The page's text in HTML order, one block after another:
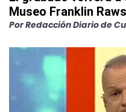
Museo Franklin
PorRedacción Diario de